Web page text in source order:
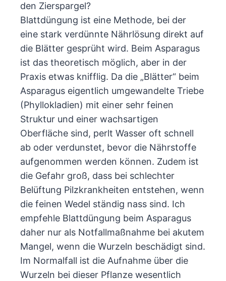
den Zierspargel?
Blattdüngung ist eine Methode, bei der
eine stark verdünnte Nährlösung direkt auf
die Blätter gesprüht wird. Beim Asparagus
ist das theoretisch möglich, aber in der
Praxis etwas knifflig. Da die „Blätter“ beim
Asparagus eigentlich umgewandelte Triebe
(Phyllokladien) mit einer sehr feinen
Struktur und einer wachsartigen
Oberfläche sind, perlt Wasser oft schnell
ab oder verdunstet, bevor die Nährstoffe
aufgenommen werden können. Zudem ist
die Gefahr groß, dass bei schlechter
Belüftung Pilzkrankheiten entstehen, wenn
die feinen Wedel ständig nass sind. Ich
empfehle Blattdüngung beim Asparagus
daher nur als Notfallmaßnahme bei akutem
Mangel, wenn die Wurzeln beschädigt sind.
Im Normalfall ist die Aufnahme über die
Wurzeln bei dieser Pflanze wesentlich